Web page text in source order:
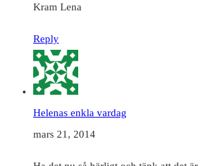
Kram Lena
Reply
Helenas enkla vardag
mars 21, 2014